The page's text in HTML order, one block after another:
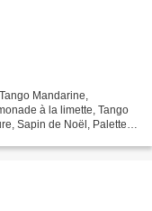
Mandarine,
à la limette, Tango
Sapin de Noël, Palette